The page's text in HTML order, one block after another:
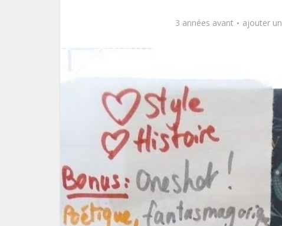
3 années avant ajouter